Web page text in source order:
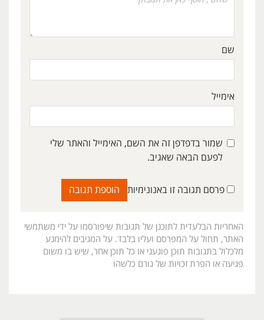
שם
אימייל
שמור בדפדפן זה את השם, האימייל והאתר שלי
לפעם הבאה שאגיב.
פרסם תגובה זו באנונימיות
האחריות הבלעדית לתוכנן של תגובות שיפורסמו על ידי משתמשי
האתר, תחול על המפרסם ועליו בלבד. על המגיבים להימנע
מלכלול בתגובות תוכן פוגעני או כל תוכן אחר, שיש בו משום
פגיעה או הפרת זכויות של גורם כלשהו